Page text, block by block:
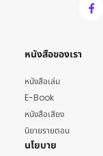
หนังสือของเรา
หนังสือเล่ม
E-Book
หนังสือเสียง
นิยายรายตอน
นโยบาย